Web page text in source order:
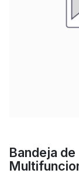
Bandeja